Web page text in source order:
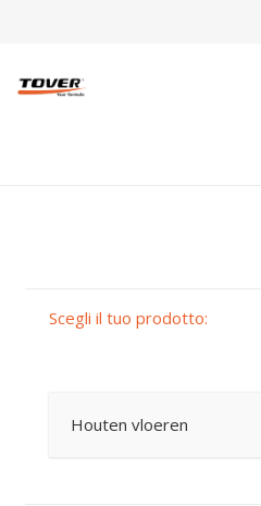
Scegli il tuo prodotto:
Houten vloeren